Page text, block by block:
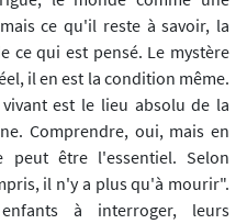
ce qu'il reste à savoir, la
ce qui est pensé. Le mystère
il en est la condition même.
est le lieu absolu de la
Comprendre, oui, mais en
peut être l'essentiel. Selon
il n'y a plus qu'à mourir".
à interroger, leurs